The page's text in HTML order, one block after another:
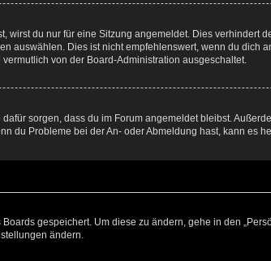
wirst du nur für eine Sitzung angemeldet. Dies verhindert
auswählen. Dies ist nicht empfehlenswert, wenn du dich
von der Board-Administration ausgeschaltet.
sorgen, dass du im Forum angemeldet bleibst.
du Probleme bei der An- oder Abmeldung hast, kann es
gespeichert. Um diese zu ändern, gehe in den
ändern.